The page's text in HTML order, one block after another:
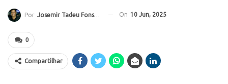
Por Josemir Tadeu Fonseca On 10 Jun, 2025
0
Compartilhar